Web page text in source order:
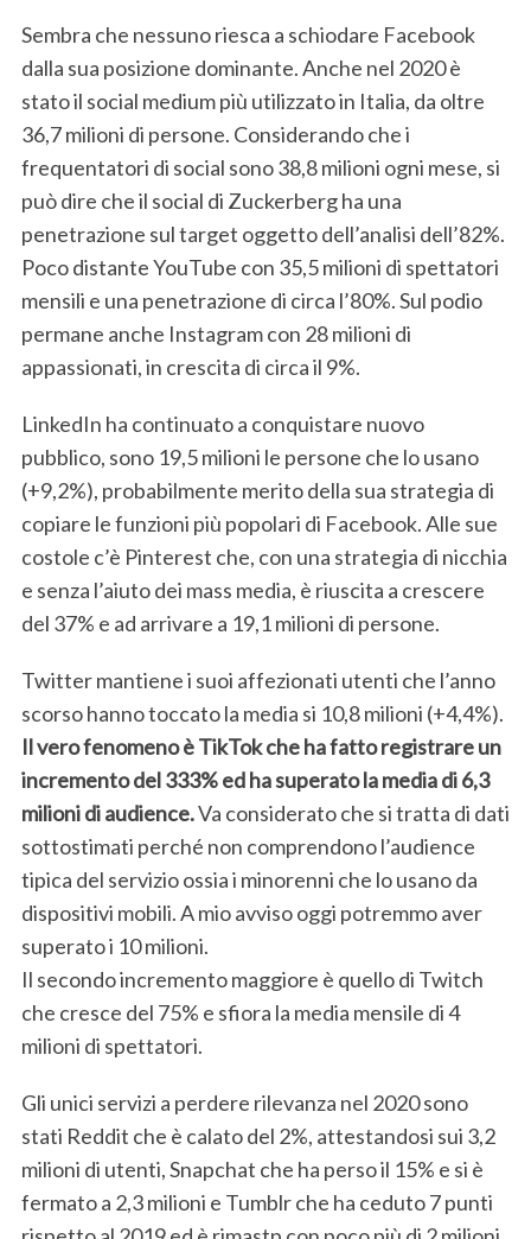
Sembra che nessuno riesca a schiodare Facebook
dalla sua posizione dominante. Anche nel 2020 è
stato il social medium più utilizzato in Italia, da oltre
36,7 milioni di persone. Considerando che i
frequentatori di social sono 38,8 milioni ogni mese, si
può dire che il social di Zuckerberg ha una
penetrazione sul target oggetto dell’analisi dell’82%.
Poco distante YouTube con 35,5 milioni di spettatori
mensili e una penetrazione di circa l’80%. Sul podio
permane anche Instagram con 28 milioni di
appassionati, in crescita di circa il 9%.
LinkedIn ha continuato a conquistare nuovo
pubblico, sono 19,5 milioni le persone che lo usano
(+9,2%), probabilmente merito della sua strategia di
copiare le funzioni più popolari di Facebook. Alle sue
costole c’è Pinterest che, con una strategia di nicchia
e senza l’aiuto dei mass media, è riuscita a crescere
del 37% e ad arrivare a 19,1 milioni di persone.
Twitter mantiene i suoi affezionati utenti che l’anno
scorso hanno toccato la media si 10,8 milioni (+4,4%).
Il vero fenomeno è TikTok che ha fatto registrare un
incremento del 333% ed ha superato la media di 6,3
milioni di audience.Va considerato che si tratta di dati
sottostimati perché non comprendono l’audience
tipica del servizio ossia i minorenni che lo usano da
dispositivi mobili. A mio avviso oggi potremmo aver
superato i 10 milioni.
Il secondo incremento maggiore è quello di Twitch
che cresce del 75% e sfiora la media mensile di 4
milioni di spettatori.
Gli unici servizi a perdere rilevanza nel 2020 sono
stati Reddit che è calato del 2%, attestandosi sui 3,2
milioni di utenti, Snapchat che ha perso il 15% e si è
fermato a 2,3 milioni e Tumblr che ha ceduto 7 punti